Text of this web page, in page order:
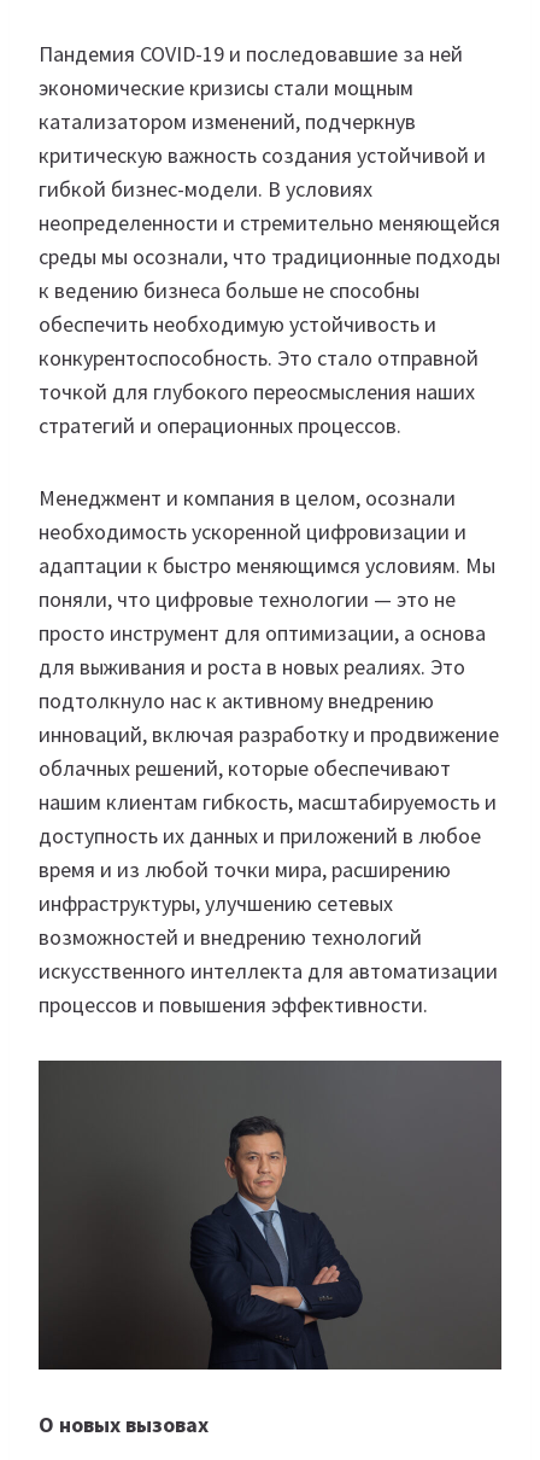
Пандемия COVID-19 и последовавшие за ней
экономические кризисы стали мощным
катализатором изменений, подчеркнув
критическую важность создания устойчивой и
гибкой бизнес-модели. В условиях
неопределенности и стремительно меняющейся
среды мы осознали, что традиционные подходы
к ведению бизнеса больше не способны
обеспечить необходимую устойчивость и
конкурентоспособность. Это стало отправной
точкой для глубокого переосмысления наших
стратегий и операционных процессов.
Менеджмент и компания в целом, осознали
необходимость ускоренной цифровизации и
адаптации к быстро меняющимся условиям. Мы
поняли, что цифровые технологии — это не
просто инструмент для оптимизации, а основа
для выживания и роста в новых реалиях. Это
подтолкнуло нас к активному внедрению
инноваций, включая разработку и продвижение
облачных решений, которые обеспечивают
нашим клиентам гибкость, масштабируемость и
доступность их данных и приложений в любое
время и из любой точки мира, расширению
инфраструктуры, улучшению сетевых
возможностей и внедрению технологий
искусственного интеллекта для автоматизации
процессов и повышения эффективности.
О новых вызовах